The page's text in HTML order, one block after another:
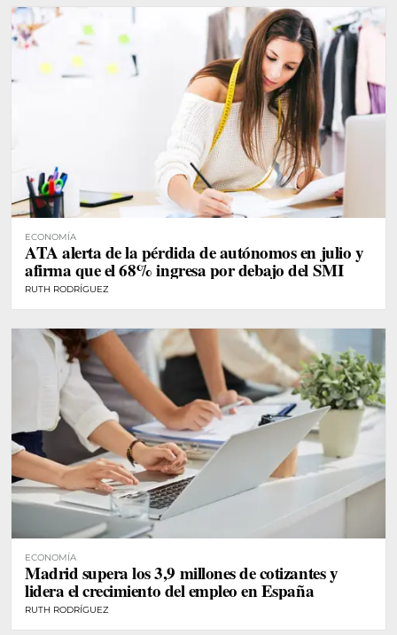
ECONOMÍA
ATA alerta de la pérdida de autónomos en julio y
afirma que el 68% ingresa por debajo del SMI
RUTH RODRÍGUEZ
ECONOMÍA
Madrid supera los 3,9 millones de cotizantes y
lidera el crecimiento del empleo en España
RUTH RODRÍGUEZ